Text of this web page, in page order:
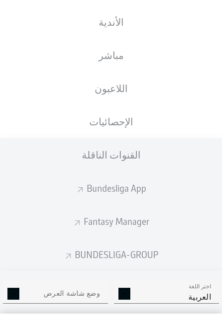
الأندية
مباشر
اللاعبون
الإحصائيات
القنوات الناقلة
Bundesliga App
Fantasy Manager
BUNDESLIGA-GROUP
اختر اللغة
العربية وضع شاشة العرض
انطلاق المباراة.